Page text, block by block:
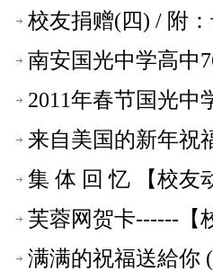
校友捐赠(四) / 附
南安国光中学高中
2011年春节国光中
来自美国的新年祝
集 体 回 忆 【校友
芙蓉网贺卡------【
满满的祝福送給你